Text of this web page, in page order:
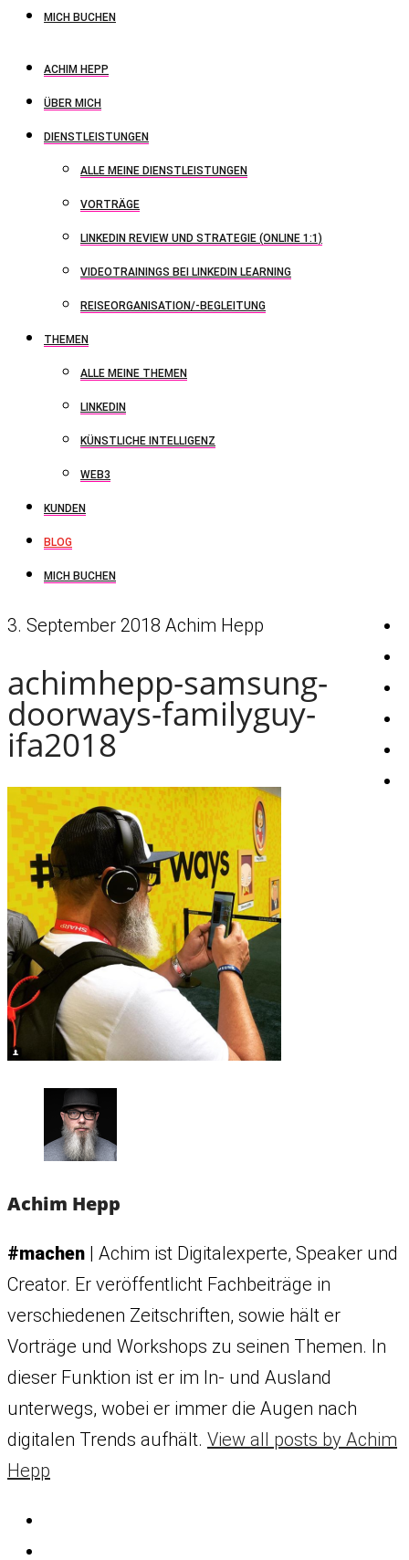
MICH BUCHEN
ACHIM HEPP
ÜBER MICH
DIENSTLEISTUNGEN
ALLE MEINE DIENSTLEISTUNGEN
VORTRÄGE
LINKEDIN REVIEW UND STRATEGIE (ONLINE 1:1)
VIDEOTRAININGS BEI LINKEDIN LEARNING
REISEORGANISATION/-BEGLEITUNG
THEMEN
ALLE MEINE THEMEN
LINKEDIN
KÜNSTLICHE INTELLIGENZ
WEB3
KUNDEN
BLOG
MICH BUCHEN
3. September 2018 Achim Hepp
achimhepp-samsung-
doorways-familyguy-
ifa2018
Achim Hepp
#machen | Achim ist Digitalexperte, Speaker und
Creator. Er veröffentlicht Fachbeiträge in
verschiedenen Zeitschriften, sowie hält er
Vorträge und Workshops zu seinen Themen. In
dieser Funktion ist er im In- und Ausland
unterwegs, wobei er immer die Augen nach
digitalen Trends aufhält. View all posts by Achim
Hepp